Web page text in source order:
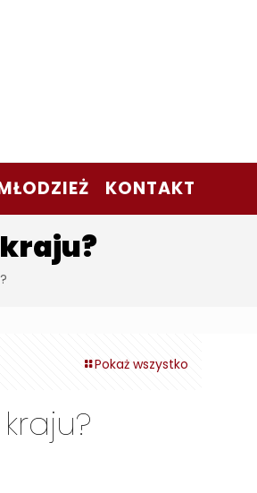
KONTAKT
Pokaż wszystko